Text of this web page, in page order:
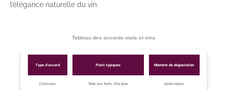
l’élégance naturelle du vin.
Tableau des accords mets et vins
Type d’accord Plats typiques Moment de dégustation
Classique Tarte aux fruits, foie gras Après-repas